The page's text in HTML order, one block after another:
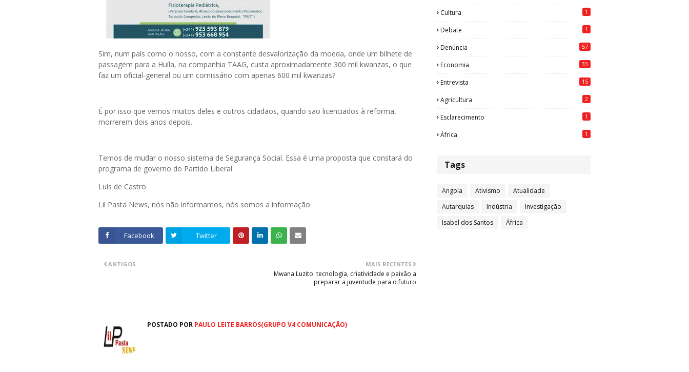
Sim, num país como o nosso, com a constante desvalorização da moeda, onde um bilhete de
passagem para a Huíla, na companhia TAAG, custa aproximadamente 300 mil kwanzas, o que
faz um oficial-general ou um comissário com apenas 600 mil kwanzas?
É por isso que vemos muitos deles e outros cidadãos, quando são licenciados à reforma,
morrerem dois anos depois.
Temos de mudar o nosso sistema de Segurança Social. Essa é uma proposta que constará do
programa de governo do Partido Liberal.
Luís de Castro
Lil Pasta News, nós não informamos, nós somos a informação
Facebook Twitter
MAIS RECENTES
Mwana Luzito: tecnologia, criatividade e paixão a
preparar a juventude para o futuro
ANTIGOS
POSTADO POR PAULO LEITE BARROS(GRUPO V4 COMUNICAÇÃO)
Cultura 1
Debate 1
Denúncia 57
Economia 33
Entrevista 15
Agricultura 2
Esclarecimento 1
África 1
Tags
Angola Ativismo
Atualidade
Autarquias
Indústria
Investigação
Isabel dos Santos
África